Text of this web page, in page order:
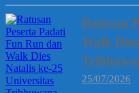
Ratusan
Walk
25/07/2026